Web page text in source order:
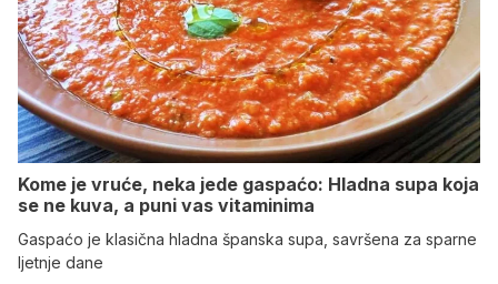
Kome je vruće, neka jede gaspaćo: Hladna supa koja
se ne kuva, a puni vas vitaminima
Gaspaćo je klasična hladna španska supa, savršena za sparne
ljetnje dane